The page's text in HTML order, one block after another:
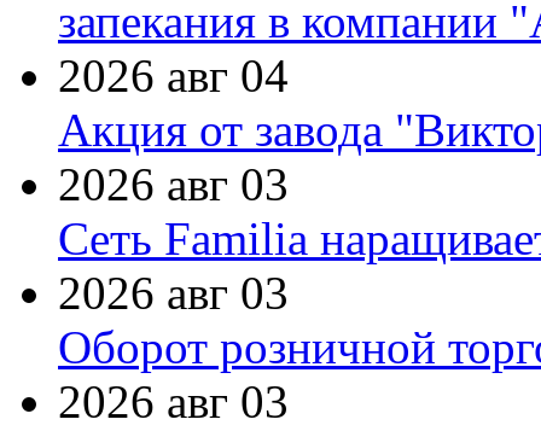
запекания в компании
2026 авг 04
Акция от завода
2026 авг 03
Сеть Familia
2026 авг 03
Оборот розничной
2026 авг 03